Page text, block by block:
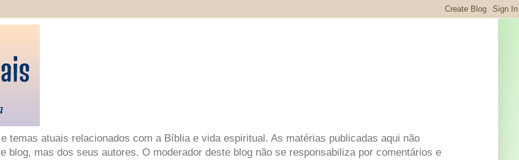
temas atuais relacionados com a Bíblia e vida espiritual. As matérias publicadas aqui não
blog, mas dos seus autores. O moderador deste blog não se responsabiliza por comentários e